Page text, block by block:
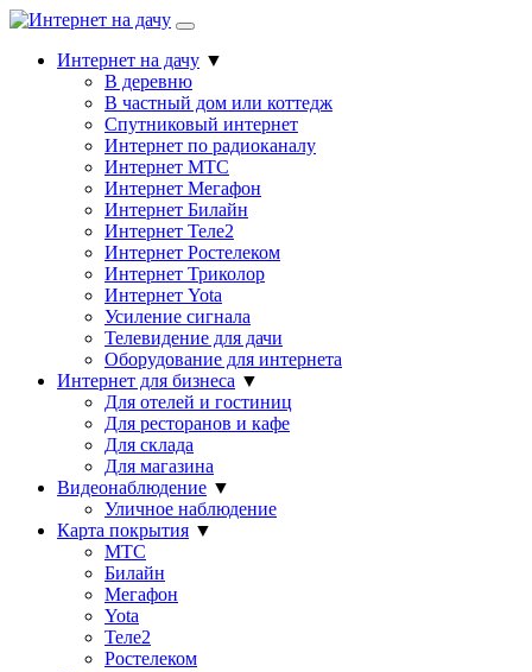
Интернет на дачу ▼
В деревню
В частный дом или коттедж
Спутниковый интернет
Интернет по радиоканалу
Интернет МТС
Интернет Мегафон
Интернет Билайн
Интернет Теле2
Интернет Ростелеком
Интернет Триколор
Интернет Yota
Усиление сигнала
Телевидение для дачи
Оборудование для интернета
Интернет для бизнеса ▼
Для отелей и гостиниц
Для ресторанов и кафе
Для склада
Для магазина
Видеонаблюдение ▼
Уличное наблюдение
Карта покрытия ▼
МТС
Билайн
Мегафон
Yota
Теле2
Ростелеком